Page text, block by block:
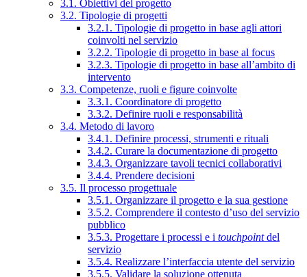
3.1. Obiettivi del progetto
3.2. Tipologie di progetti
3.2.1. Tipologie di progetto in base agli attori
coinvolti nel servizio
3.2.2. Tipologie di progetto in base al focus
3.2.3. Tipologie di progetto in base all’ambito di
intervento
3.3. Competenze, ruoli e figure coinvolte
3.3.1. Coordinatore di progetto
3.3.2. Definire ruoli e responsabilità
3.4. Metodo di lavoro
3.4.1. Definire processi, strumenti e rituali
3.4.2. Curare la documentazione di progetto
3.4.3. Organizzare tavoli tecnici collaborativi
3.4.4. Prendere decisioni
3.5. Il processo progettuale
3.5.1. Organizzare il progetto e la sua gestione
3.5.2. Comprendere il contesto d’uso del servizio
pubblico
3.5.3. Progettare i processi e i touchpointdel
servizio
3.5.4. Realizzare l’interfaccia utente del servizio
3.5.5. Validare la soluzione ottenuta